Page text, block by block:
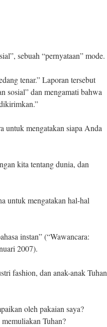
sebuah “pernyataan” mode.
tenar.” Laporan tersebut
sosial” dan mengamati bahwa
untuk mengatakan siapa Anda
kita tentang dunia, dan
untuk mengatakan hal-hal
instan” (“Wawancara:
2007).
fashion, dan anak-anak Tuhan
oleh pakaian saya?
Tuhan?